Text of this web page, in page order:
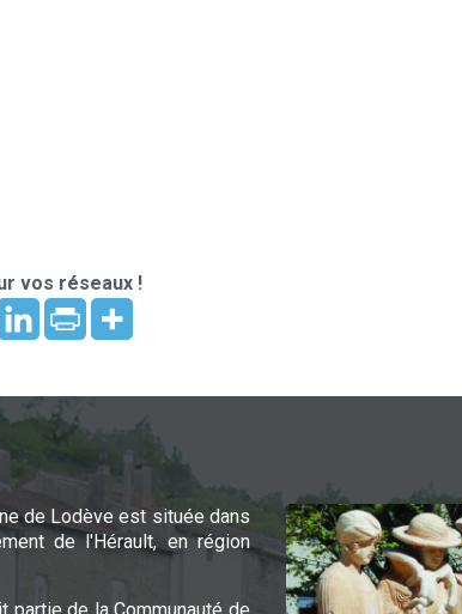
vos réseaux !
de Lodève est située dans
de l'Hérault, en région